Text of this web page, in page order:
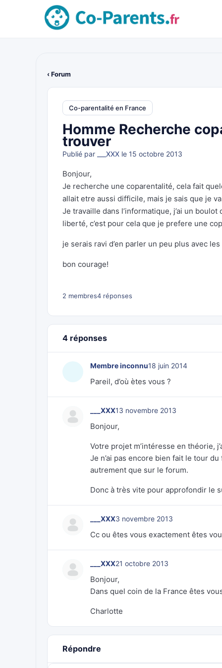
‹ Forum
Co-parentalité en France
Homme Recherche
trouver
Publié par ___XXX le 15 octobre 2013
Bonjour,
Je recherche une coparentalité, cela fait
allait etre aussi difficile, mais je sais que je
Je travaille dans l’informatique, j’ai un
liberté, c’est pour cela que je prefere une
je serais ravi d’en parler un peu plus avec
bon courage!
2 membres4 réponses
4 réponses
Membre inconnu18 juin 2014
Pareil, d’où ètes vous ?
___XXX13 novembre 2013
Bonjour,
Votre projet m’intéresse en théorie,
Je n’ai pas encore bien fait le tour
autrement que sur le forum.
Donc à très vite pour approfondir le
___XXX3 novembre 2013
Cc ou êtes vous exactement êtes
___XXX21 octobre 2013
Bonjour,
Dans quel coin de la France êtes
Charlotte
Répondre